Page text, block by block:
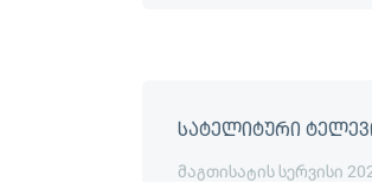
სატელიტური
მაგთისატის სერვისი